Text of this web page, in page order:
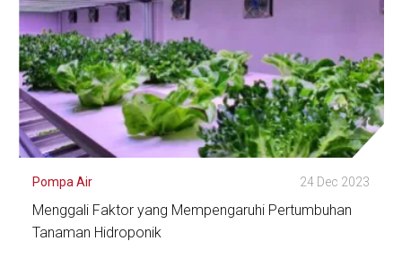
Pompa Air 24 Dec 2023
Menggali Faktor yang Mempengaruhi Pertumbuhan
Tanaman Hidroponik